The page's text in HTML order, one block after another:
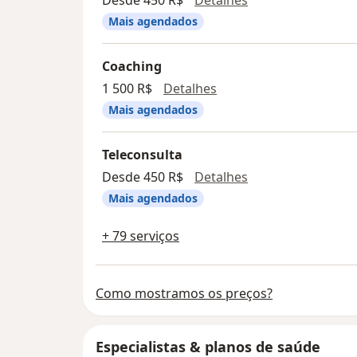
Se você busca equilíbrio emocional,
Progressio Humano é o seu espaço de
Agende sua sessão e comece hoje o seu
Mais agendados
Coaching
1 500 R$
Detalhes
Mais agendados
Teleconsulta
Desde 450 R$
Detalhes
Mais agendados
+ 79 serviços
Como mostramos os preços?
Especialistas & planos de saúde